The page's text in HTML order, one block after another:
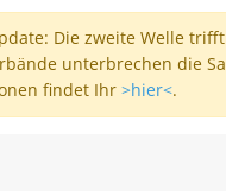
Die zweite Welle
unterbrechen die
findet Ihr >hier<.